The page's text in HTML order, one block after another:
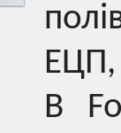
ЕЦП,
В